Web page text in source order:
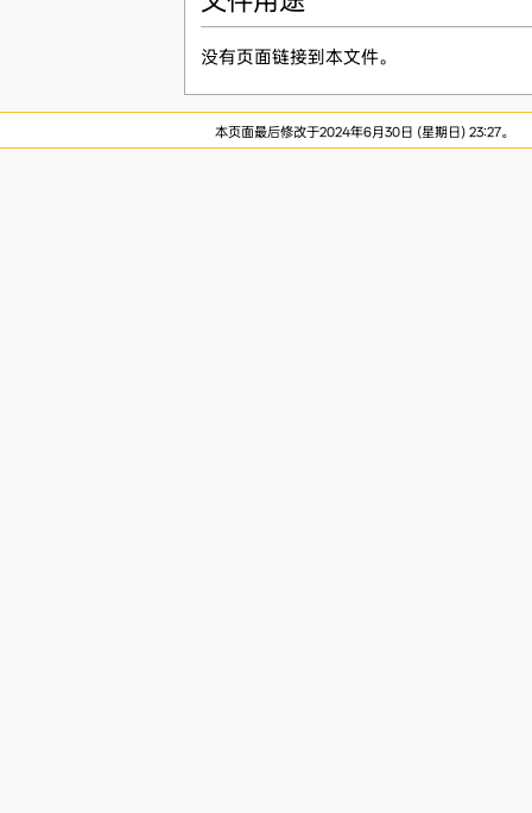
没有页面链接到本文件。
本页面最后修改于2024年6月30日 (星期日) 23:27。